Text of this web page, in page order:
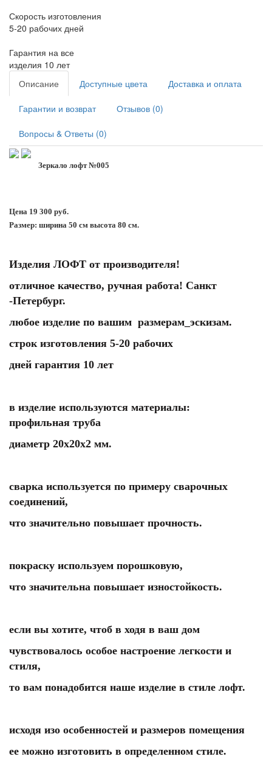
Скорость изготовления
5-20 рабочих дней
Гарантия на все
изделия 10 лет
Описание
Доступные цвета Доставка и оплата
Гарантии и возврат Отзывов (0)
Вопросы & Ответы (0)
Зеркало лофт №005
Цена 19 300 руб.
Размер: ширина 50 см высота 80 см.
Изделия ЛОФТ от производителя!
отличное качество, ручная работа! Санкт
-Петербург.
любое изделие по вашим размерам_эскизам.
строк изготовления 5-20 рабочих
дней гарантия 10 лет
в изделие используются материалы:
профильная труба
диаметр 20х20х2 мм.
сварка используется по примеру сварочных
соединений,
что значительно повышает прочность.
покраску используем порошковую,
что значительна повышает изностойкость.
если вы хотите, чтоб в ходя в ваш дом
чувствовалось особое настроение легкости и
стиля,
то вам понадобится наше изделие в стиле лофт.
исходя изо особенностей и размеров помещения
ее можно изготовить в определенном стиле.